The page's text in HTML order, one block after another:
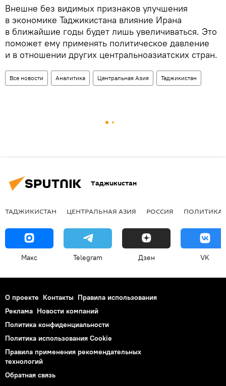
Внешне без видимых признаков улучшения
в экономике Таджикистана влияние Ирана
в ближайшие годы будет лишь увеличиваться. Это
поможет ему применять политическое давление
и в отношении других центральноазиатских стран.
Все новости Аналитика Центральная Азия Таджикистан
Таджикистан
ТАДЖИКИСТАН ЦЕНТРАЛЬНАЯ АЗИЯ РОССИЯ ПОЛИТИКА
Макс Telegram Дзен VK
О проекте Контакты Правила использования
Реклама Новости компаний
Политика конфиденциальности
Политика использования Cookie
Правила применения рекомендательных
технологий
Обратная связь